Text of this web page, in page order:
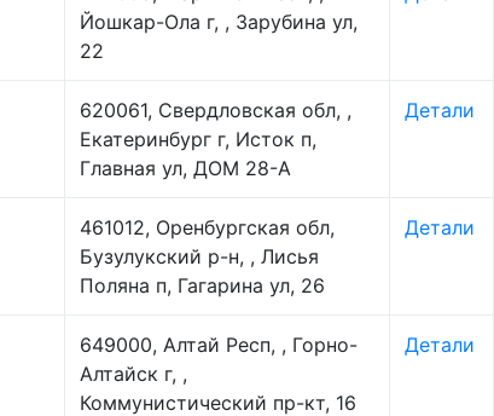
Йошкар-Ола г, , Зарубина ул,
22
620061, Свердловская обл, ,
Екатеринбург г, Исток п,
Главная ул, ДОМ 28-А
Детали
461012, Оренбургская обл,
Бузулукский р-н, , Лисья
Поляна п, Гагарина ул, 26
Детали
649000, Алтай Респ, , Горно-
Алтайск г, ,
Коммунистический пр-кт, 16
Детали